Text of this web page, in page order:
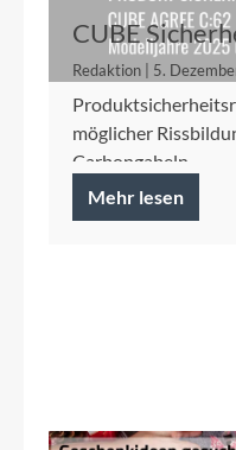
CUBE
C:62 2025/
Redaktion | 5.
möglicher
Carbongabeln
Mehr lesen